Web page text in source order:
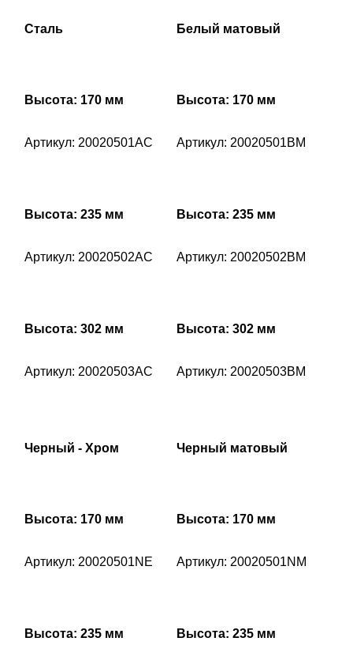
Сталь
Высота: 170 мм
Артикул: 20020501AC
Высота: 235 мм
Артикул: 20020502AC
Высота: 302 мм
Артикул: 20020503AC
Белый матовый
Высота: 170 мм
Артикул: 20020501BM
Высота: 235 мм
Артикул: 20020502BM
Высота: 302 мм
Артикул: 20020503BM
Черный - Хром
Высота: 170 мм
Артикул: 20020501NE
Высота: 235 мм
Черный матовый
Высота: 170 мм
Артикул: 20020501NM
Высота: 235 мм